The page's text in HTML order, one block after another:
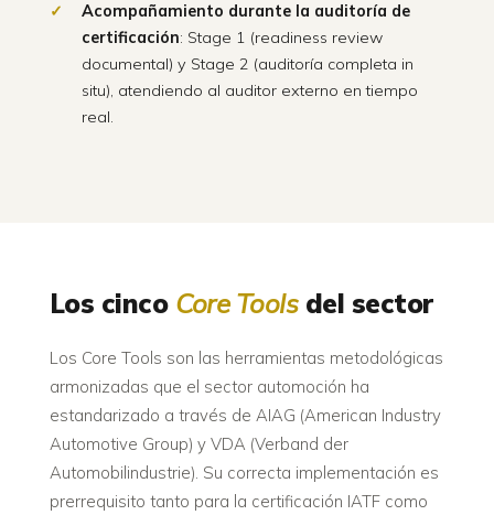
Acompañamiento durante la auditoría de
certificación: Stage 1 (readiness review
documental) y Stage 2 (auditoría completa in
situ), atendiendo al auditor externo en tiempo
real.
Los cinco Core Toolsdel sector
Los Core Tools son las herramientas metodológicas
armonizadas que el sector automoción ha
estandarizado a través de AIAG (American Industry
Automotive Group) y VDA (Verband der
Automobilindustrie). Su correcta implementación es
prerrequisito tanto para la certificación IATF como